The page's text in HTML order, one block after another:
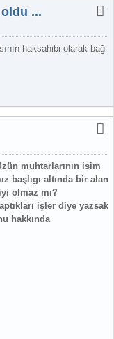
...
haksahibi olarak bağ-
muhtarlarının isim
başlıgı altında bir alan
olmaz mı?
işler diye yazsak
hakkında